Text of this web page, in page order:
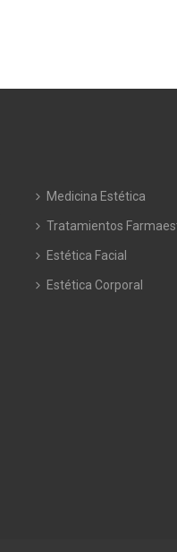
Medicina Estética
Tratamientos
Estética Facial
Estética Corporal